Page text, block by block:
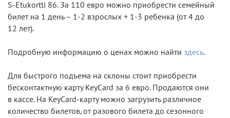
S-Etukortti 86. За 110 евро можно приобрести семейный
билет на 1 день – 1-2 взрослых + 1-3 ребенка (от 4 до
12 лет).
Подробную информацию о ценах можно найти здесь.
Для быстрого подъема на склоны стоит приобрести
бесконтактную карту KeyCard за 6 евро. Продаются они
в кассе. На KeyCard-карту можно загрузить различное
количество билетов, от разового билета до сезонного